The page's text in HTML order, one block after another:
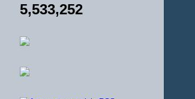
5,533,252